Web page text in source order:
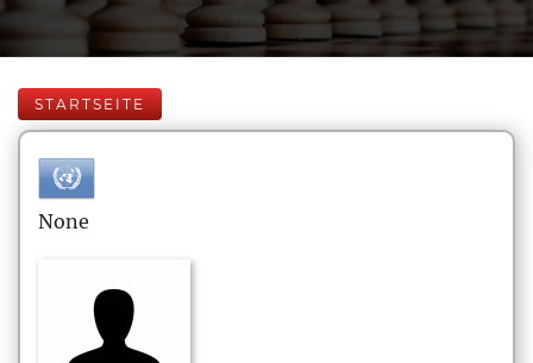
STARTSEITE
None